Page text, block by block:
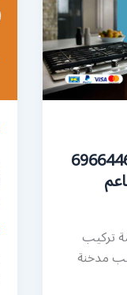
مداخن كبد / 69664469
تركيب
مدخنة